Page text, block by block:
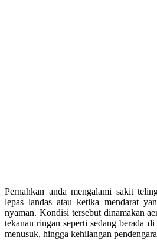
Pernahkan anda mengalami sakit
lepas landas atau ketika mendarat
nyaman. Kondisi tersebut dinamakan
tekanan ringan seperti sedang berada
menusuk, hingga kehilangan